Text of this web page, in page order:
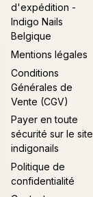
d'expédition -
Indigo Nails
Belgique
Mentions légales
Conditions
Générales de
Vente (CGV)
Payer en toute
sécurité sur le site
indigonails
Politique de
confidentialité